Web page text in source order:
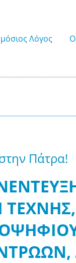
Λόγος
Πάτρα!